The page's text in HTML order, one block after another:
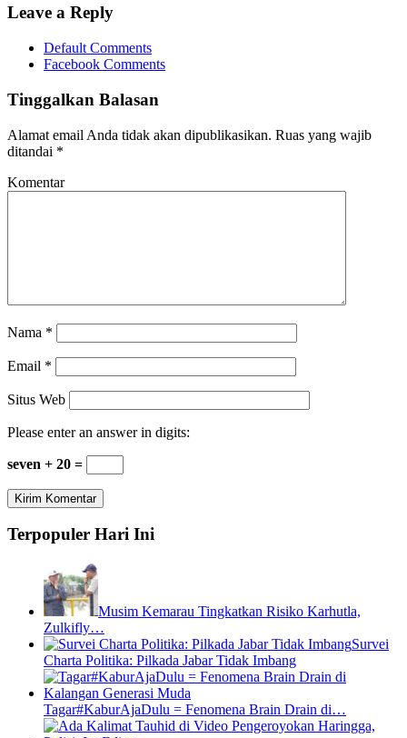
Leave a Reply
Default Comments
Facebook Comments
Tinggalkan Balasan
Alamat email Anda tidak akan dipublikasikan. Ruas yang wajib
ditandai *
Komentar
Nama *
Email *
Situs Web
Please enter an answer in digits:
seven + 20 =
Terpopuler Hari Ini
Musim Kemarau Tingkatkan Risiko Karhutla,
Zulkifly…
Survei
Charta Politika: Pilkada Jabar Tidak Imbang
Tagar#KaburAjaDulu = Fenomena Brain Drain di…